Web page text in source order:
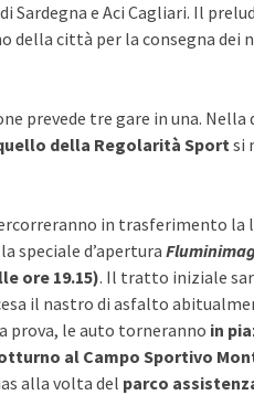
Sardegna e Aci Cagliari. Il
città per la consegna dei
prevede tre gare in una.
della Regolarità Sportsi
in trasferimento la
speciale d’apertura
ore 19.15). Il tratto iniziale
il nastro di asfalto
prova, le auto torneranno in
al Campo Sportivo
alla volta del parco